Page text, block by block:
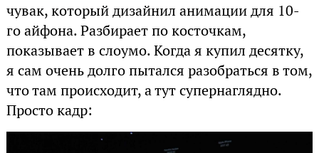
чувак, который дизайнил анимации для 10-
го айфона. Разбирает по косточкам,
показывает в слоумо. Когда я купил десятку,
я сам очень долго пытался разобраться в том,
что там происходит, а тут супернаглядно.
Просто кадр: